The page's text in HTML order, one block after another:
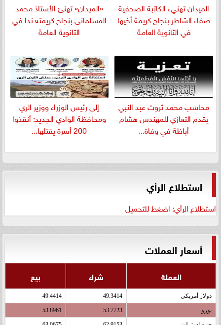
الميدان تهنيء الكاتبة الصحفية
صفاء الشاطر بنجاج كريمة أخيها
في الثانوية العامة
«الميدان» تهنئ الأستاذ محمد
المسلمانى بنجاح كريمته ندا في
الثانوية العامة
​محاسب محمد ثروت عبد النبي
يقدم التعازي للمهندس هشام
أباظة في وفاة...
إلى رئيس الوزراء ووزير الري
ومحافظة الوادي الجديد: أنقذوا
200 أسرة يقتلها...
استطلاع الرأي
استطلاع الرأي: اضغط للتحميل
أسعار العملات
العملة شراء بيع
دولار أمريكى 49.3414
49.4414
يورو 53.7723
53.8961